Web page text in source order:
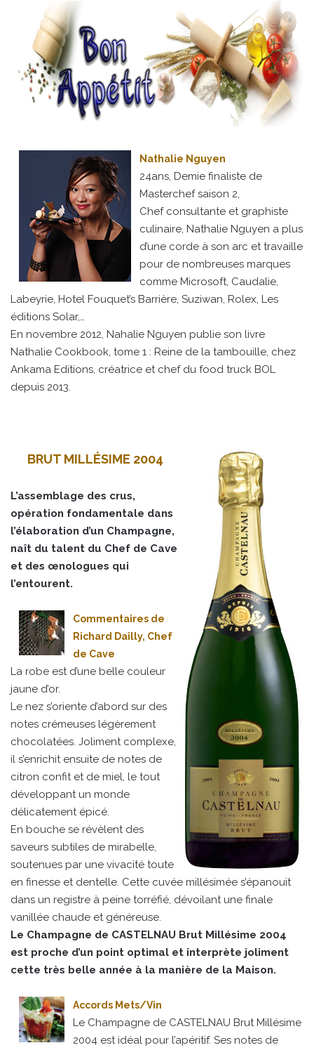
Nathalie Nguyen
24ans, Demie finaliste de
Masterchef saison 2,
Chef consultante et graphiste
culinaire, Nathalie Nguyen a plus
d’une corde à son arc et travaille
pour de nombreuses marques
comme Microsoft, Caudalie,
Labeyrie, Hotel Fouquet’s Barrière, Suziwan, Rolex, Les
éditions Solar,…
En novembre 2012, Nahalie Nguyen publie son livre
Nathalie Cookbook, tome 1 : Reine de la tambouille, chez
Ankama Editions, créatrice et chef du food truck BOL
depuis 2013.
BRUT MILLÉSIME 2004
L’assemblage des crus,
opération fondamentale dans
l’élaboration d’un Champagne,
naît du talent du Chef de Cave
et des œnologues qui
l’entourent.
Commentaires de
Richard Dailly, Chef
de Cave
La robe est d’une belle couleur
jaune d’or.
Le nez s’oriente d’abord sur des
notes crémeuses légèrement
chocolatées. Joliment complexe,
il s’enrichit ensuite de notes de
citron confit et de miel, le tout
développant un monde
délicatement épicé.
En bouche se révèlent des
saveurs subtiles de mirabelle,
soutenues par une vivacité toute
en finesse et dentelle. Cette cuvée millésimée s’épanouit
dans un registre à peine torréfié, dévoilant une finale
vanillée chaude et généreuse.
Le Champagne de CASTELNAU Brut Millésime 2004
est proche d’un point optimal et interprète joliment
cette très belle année à la manière de la Maison.
Accords Mets/Vin
Le Champagne de CASTELNAU Brut Millésime
2004 est idéal pour l’apéritif. Ses notes de